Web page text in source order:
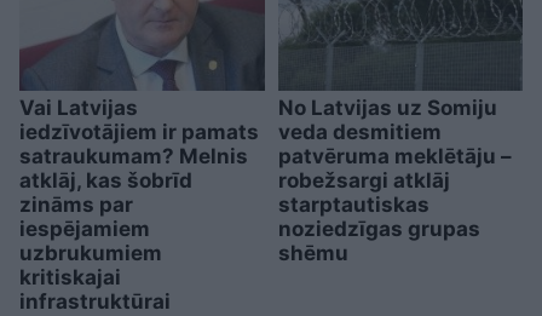
Vai Latvijas
iedzīvotājiem ir pamats
satraukumam? Melnis
atklāj, kas šobrīd
zināms par
iespējamiem
uzbrukumiem
kritiskajai
infrastruktūrai
No Latvijas uz Somiju
veda desmitiem
patvēruma meklētāju –
robežsargi atklāj
starptautiskas
noziedzīgas grupas
shēmu